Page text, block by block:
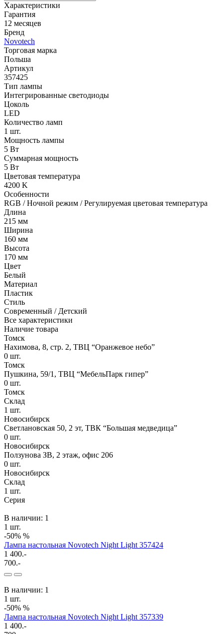
Характеристики
Гарантия
12 месяцев
Бренд
Novotech
Торговая марка
Польша
Артикул
357425
Тип лампы
Интегрированные светодиоды
Цоколь
LED
Количество ламп
1 шт.
Мощность лампы
5 Вт
Суммарная мощность
5 Вт
Цветовая температура
4200 K
Особенности
RGB / Ночной режим / Регулируемая цветовая температура
Длина
215 мм
Ширина
160 мм
Высота
170 мм
Цвет
Белый
Материал
Пластик
Стиль
Современный / Детский
Все характеристики
Наличие товара
Томск
Нахимова, 8, стр. 2​, ТВЦ “Оранжевое небо​”
0 шт.
Томск
Пушкина, 59/1, ТВЦ “МебельПарк гипер”
0 шт.
Томск
Склад
1 шт.
Новосибирск
Светлановская 50, 2 эт, ТВК “Большая медведица”
0 шт.
Новосибирск
Ползунова ЗВ, 2 этаж, офис 206
0 шт.
Новосибирск
Склад
1 шт.
Серия
В наличии: 1
1 шт.
-50% %
Лампа настольная Novotech Night Light 357424
1 400.-
700.-
В наличии: 1
1 шт.
-50% %
Лампа настольная Novotech Night Light 357339
1 400.-